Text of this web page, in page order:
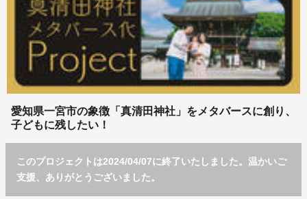
愛知県一宮市の象徴「真清田神社」をメタバースに創り、
子どもに残したい！
このプロジェクトは2024/04/07に終了いたしました。温かいご
支援、ありがとうございました。